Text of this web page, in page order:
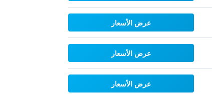
عرض الأسعار
عرض الأسعار
عرض الأسعار